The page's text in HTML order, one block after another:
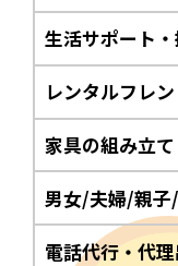
生活サポート
レンタルフレ
家具の組み立
男女/夫婦/親子
電話代行・代